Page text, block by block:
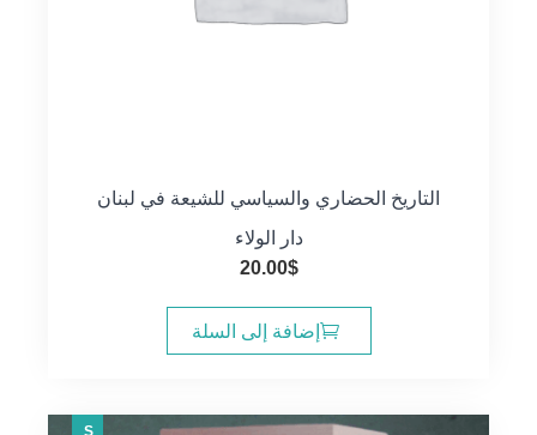
التاريخ الحضاري والسياسي للشيعة في لبنان
دار الولاء
20.00$
إضافة إلى السلة